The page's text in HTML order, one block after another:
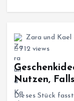
Zara und Kael
712 views
Nutzen,
Dieses Stück